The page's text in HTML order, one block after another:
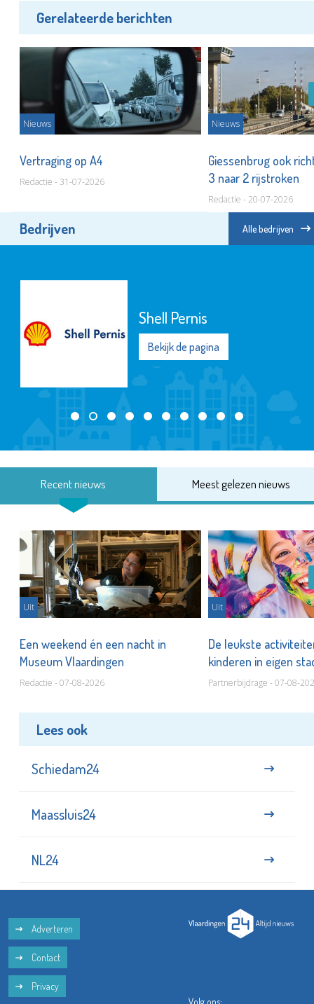
Gerelateerde berichten
Nieuws
Vertraging op A4
Redactie - 31-07-2026
Nieuws
Giessenbrug ook
3 naar 2 rijstroken
Redactie - 20-07-2026
Bedrijven Alle bedrijven
Shell Pernis
Bekijk de pagina
Recent nieuws Meest gelezen nieuws
Uit
Een weekend én een nacht in
Museum Vlaardingen
Redactie - 07-08-2026
Uit
De leukste
kinderen in eigen
Partnerbijdrage - 07-08-
Lees ook
Schiedam24
Maassluis24
NL24
Adverteren
Contact
Privacy
Volg ons: